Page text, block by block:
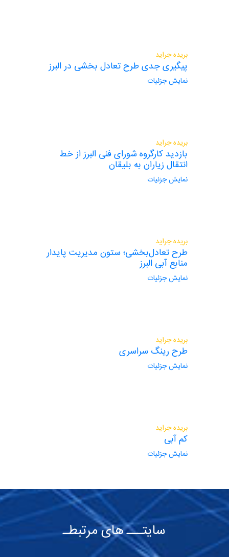
بریده جراید
پیگیری جدی طرح تعادل بخشی در البرز
نمایش جزئیات
بریده جراید
بازدید کارگروه شورای فنی البرز از خط
انتقال زیاران به بلیقان
نمایش جزئیات
بریده جراید
طرح تعادل‌بخشی؛ ستون مدیریت پایدار
منابع آبی البرز
نمایش جزئیات
بریده جراید
طرح رینگ سراسری
نمایش جزئیات
بریده جراید
کم آبی
نمایش جزئیات
سایتـــ های مرتبطـ